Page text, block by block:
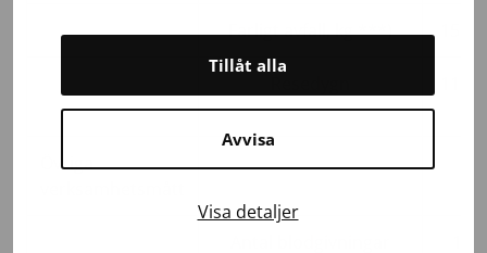
Avvisa
Tillåt alla
Visa detaljer
Farligt avfall, kg ***)
Övriga